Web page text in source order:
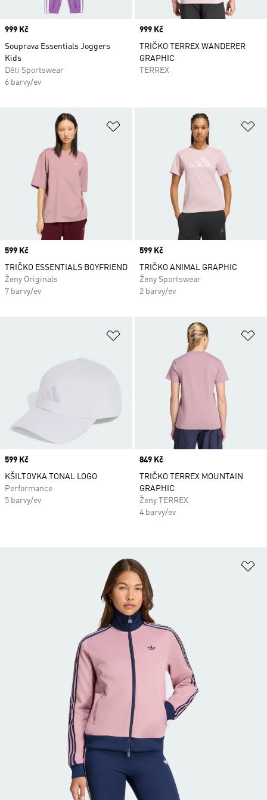
Price
999 Kč
Souprava Essentials Joggers
Kids
Děti Sportswear
6 barvy/ev
Price
999 Kč
TRIČKO TERREX WANDERER
GRAPHIC
TERREX
Přidat do seznamu přání
Price
599 Kč
TRIČKO ESSENTIALS BOYFRIEND
Ženy Originals
7 barvy/ev
Price
599 Kč
TRIČKO ANIMAL GRAPHIC
Ženy Sportswear
2 barvy/ev
Přidat do seznamu přání
Price
599 Kč
KŠILTOVKA TONAL LOGO
Performance
5 barvy/ev
Price
849 Kč
TRIČKO TERREX MOUNTAIN
GRAPHIC
Ženy TERREX
4 barvy/ev